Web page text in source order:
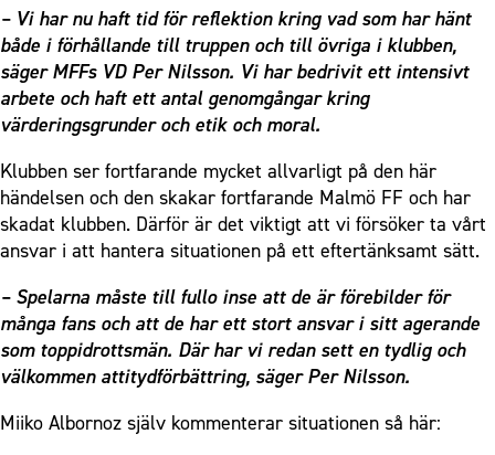
Julshow
Inspiration
Vanliga frågor om 1910 Event
Himmelsblå Tillsammans
Karriärakademin
Grundskolefotboll mot rasismer
Skolakademier
Fonder
Historik – damlaget
Närstående organisationer
Policydokument
– Vi har nu haft tid för reflektion kring vad som har hänt
både i förhållande till truppen och till övriga i klubben,
säger MFFs VD Per Nilsson. Vi har bedrivit ett intensivt
arbete och haft ett antal genomgångar kring
värderingsgrunder och etik och moral.
Klubben ser fortfarande mycket allvarligt på den här
händelsen och den skakar fortfarande Malmö FF och har
skadat klubben. Därför är det viktigt att vi försöker ta vårt
ansvar i att hantera situationen på ett eftertänksamt sätt.
– Spelarna måste till fullo inse att de är förebilder för
många fans och att de har ett stort ansvar i sitt agerande
som toppidrottsmän. Där har vi redan sett en tydlig och
välkommen attitydförbättring, sägerPer Nilsson.
Miiko Albornoz själv kommenterar situationen så här: